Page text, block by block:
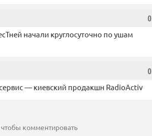
0
начали круглосуточно по ушам
0
— киевский продакшн RadioActiv
чтобы комментировать